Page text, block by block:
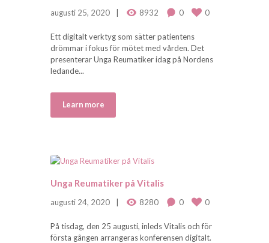
augusti 25, 2020 8932 0 0
Ett digitalt verktyg som sätter patientens
drömmar i fokus för mötet med vården. Det
presenterar Unga Reumatiker idag på Nordens
ledande...
Learn more
Unga Reumatiker på Vitalis
augusti 24, 2020 8280 0 0
På tisdag, den 25 augusti, inleds Vitalis och för
första gången arrangeras konferensen digitalt.